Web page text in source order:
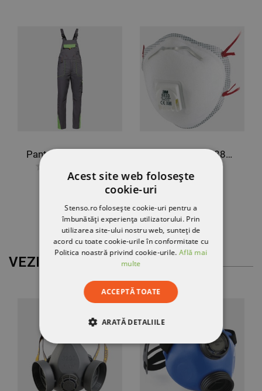
141,46 RON
Respirator 3M 8833 FFP3
30,77 RON
VEZI MAI MULT
Acest site web folosește
cookie-uri
Stenso.ro folosește cookie-uri pentru a
îmbunătăți experiența utilizatorului. Prin
utilizarea site-ului nostru web, sunteți de
acord cu toate cookie-urile în conformitate cu
Politica noastră privind cookie-urile.Află mai
multe
ACCEPTĂ TOATE
ARATĂ DETALIILE
STRICT NECESARE
DE PERFORMANȚĂ